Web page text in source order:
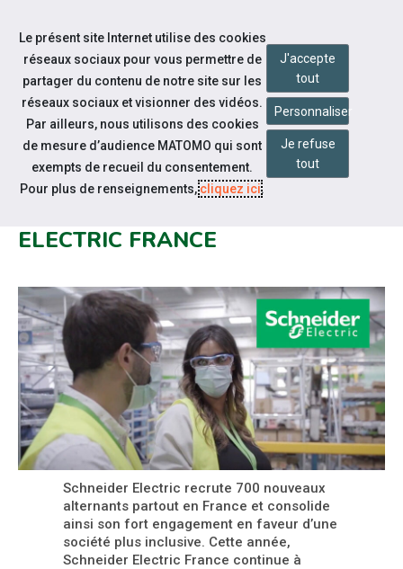
Aller au contenu
Nos actualités
LANCEMENT DE LA CAMPAGNE
ELECTRIC FRANCE
Schneider Electric recrute 700 nouveaux
alternants partout en France et consolide
ainsi son fort engagement en faveur d’une
société plus inclusive. Cette année,
Schneider Electric France continue à
Le présent site Internet utilise des cookies
réseaux sociaux pour vous permettre de
partager du contenu de notre site sur les
réseaux sociaux et visionner des vidéos.
Par ailleurs, nous utilisons des cookies
de mesure d’audience MATOMO qui sont
exempts de recueil du consentement.
Pour plus de renseignements,cliquez ici.
J'accepte
tout
Personnaliser
Je refuse
tout